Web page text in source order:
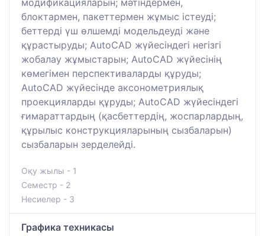
блоктармен, пакеттермен жұмыс істеуді;
беттерді үш өлшемді модельдеуді және
құрастыруды; AutoCAD жүйесіндегі негізгі
жобалау жұмыстарын; AutoCAD жүйесінің
көмегімен перспективаларды құруды;
AutoCAD жүйесінде аксонометриялық
проекцияларды құруды; AutoCAD жүйесіндегі
ғимараттардың (қасбеттердің, жоспарлардың,
құрылыс конструкцияларының сызбаларын)
сызбаларын зерделейді.
Оқу жылы - 1
Семестр - 2
Несиелер - 3
Графика техникасы